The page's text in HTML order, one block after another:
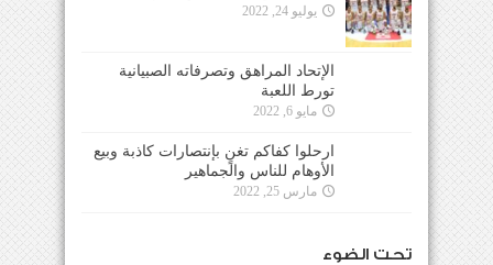
يوليو 24, 2022
الإتحاد المراهق وتصرفاته الصبيانية
تورط اللعبة
مايو 6, 2022
ارحلوا كفاكم تغنٍ بإنتصارات كاذبة وبيع
الأوهام للناس والجماهير
مارس 25, 2022
تحت الضوء